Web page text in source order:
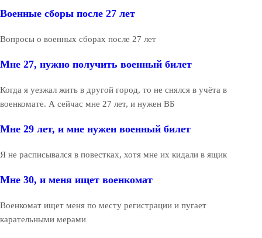
Военные сборы после 27 лет
Вопросы о военных сборах после 27 лет
Мне 27, нужно получить военный билет
Когда я уезжал жить в другой город, то не снялся в учёта в
военкомате. А сейчас мне 27 лет, и нужен ВБ
Мне 29 лет, и мне нужен военный билет
Я не расписывался в повестках, хотя мне их кидали в ящик
Мне 30, и меня ищет военкомат
Военкомат ищет меня по месту регистрации и пугает
карательными мерами